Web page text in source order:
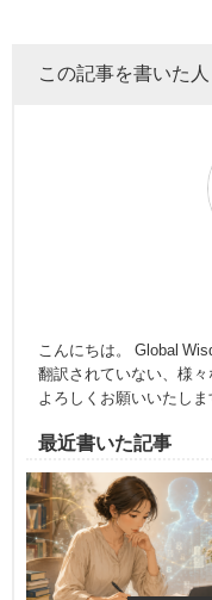
この記事を書いた人
こんにちは。 Global
翻訳されていない、様
よろしくお願いいたしま
最近書いた記事